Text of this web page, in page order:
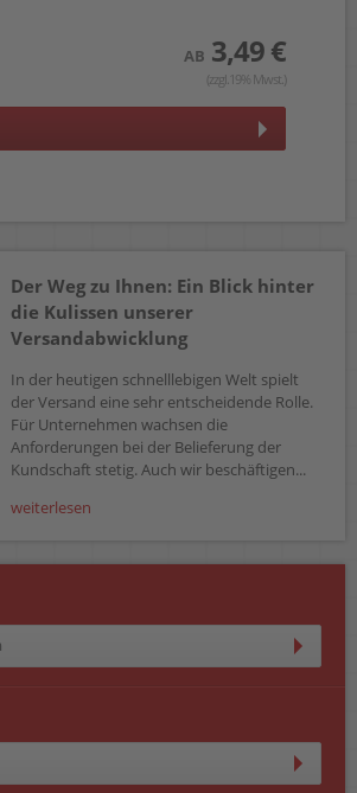
AB 3,49 €
(zzgl.19% Mwst.)
Der Weg zu Ihnen: Ein Blick hinter
die Kulissen unserer
Versandabwicklung
In der heutigen schnelllebigen Welt spielt
der Versand eine sehr entscheidende Rolle.
Für Unternehmen wachsen die
Anforderungen bei der Belieferung der
Kundschaft stetig. Auch wir beschäftigen...
weiterlesen